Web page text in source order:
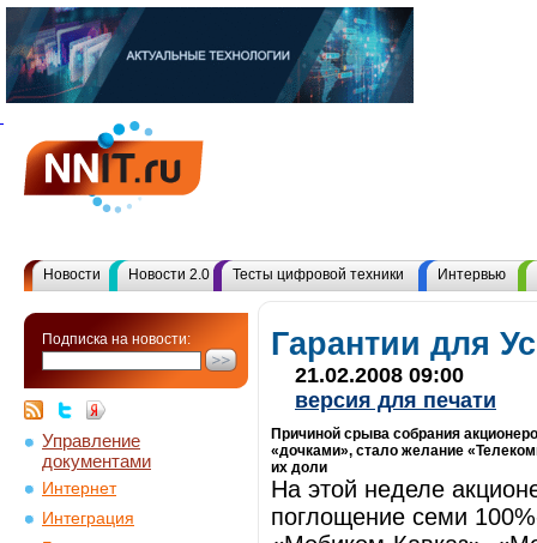
Новости Новости 2.0 Тесты цифровой техники Интервью
Подписка на новости:
Управление
документами
Интернет
Интеграция
Гарантии для
21.02.2008 09:00
версия для печати
Причиной срыва собрания
«дочками», стало желание
их доли
На этой неделе
поглощение семи